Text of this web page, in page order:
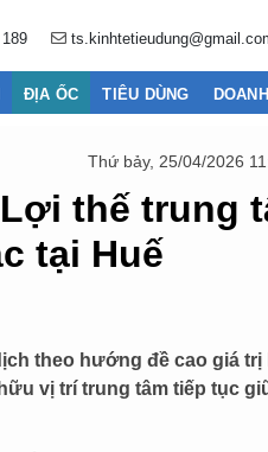
ĐỊA ỐC TIÊU DÙNG
Thứ bảy, 25/04/2026
thế trung
tại Huế
theo hướng đề cao giá trị
vị trí trung tâm tiếp tục